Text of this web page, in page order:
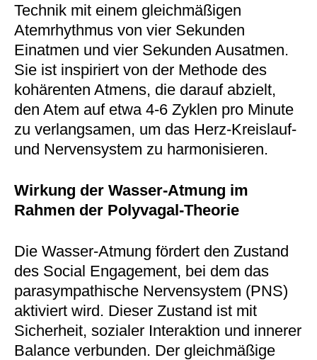
Technik mit einem gleichmäßigen
Atemrhythmus von vier Sekunden
Einatmen und vier Sekunden Ausatmen.
Sie ist inspiriert von der Methode des
kohärenten Atmens, die darauf abzielt,
den Atem auf etwa 4-6 Zyklen pro Minute
zu verlangsamen, um das Herz-Kreislauf-
und Nervensystem zu harmonisieren.
Wirkung der Wasser-Atmung im
Rahmen der Polyvagal-Theorie
Die Wasser-Atmung fördert den Zustand
des Social Engagement, bei dem das
parasympathische Nervensystem (PNS)
aktiviert wird. Dieser Zustand ist mit
Sicherheit, sozialer Interaktion und innerer
Balance verbunden. Der gleichmäßige